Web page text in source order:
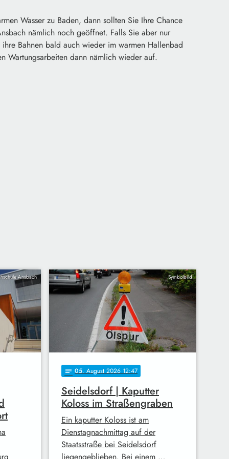
Wasser zu Baden, dann sollten Sie Ihre Chance
nämlich noch geöffnet. Falls Sie aber nur
Bahnen bald auch wieder im warmen Hallenbad
Wartungsarbeiten dann nämlich wieder auf.
Ansbach Symbolbild
notes 05. August 2026 12:47
Seidelsdorf | Kaputter
Koloss im Straßengraben
Ein kaputter Koloss ist am
Dienstagnachmittag auf der
Staatsstraße bei Seidelsdorf
liegengeblieben. Bei einem …